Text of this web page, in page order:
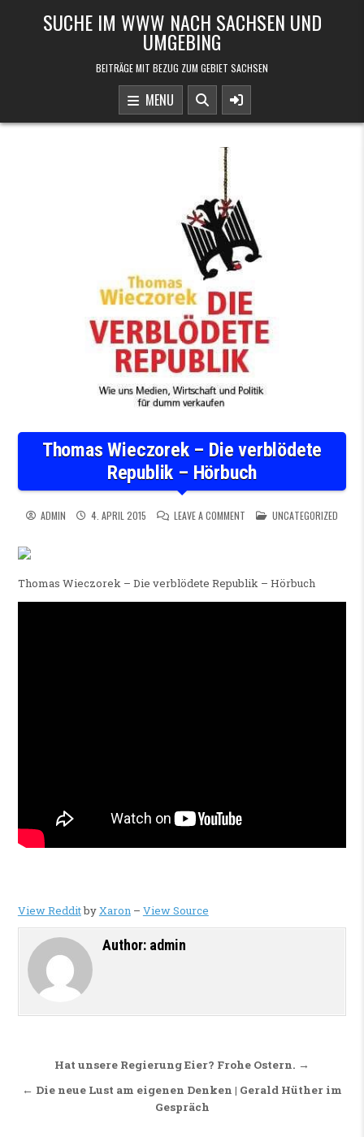
SUCHE IM WWW NACH SACHSEN UND
UMGEBING
BEITRÄGE MIT BEZUG ZUM GEBIET SACHSEN
MENU
Thomas Wieczorek – Die verblödete
Republik – Hörbuch
ADMIN 4. APRIL 2015 LEAVE A COMMENT ON THOMAS WIECZOREK –
POSTED IN
UNCATEGORIZED
Thomas Wieczorek – Die verblödete Republik – Hörbuch
View RedditbyXaron– View Source
Author: admin
Beitragsnavigation
Hat unsere Regierung Eier? Frohe Ostern. →
← Die neue Lust am eigenen Denken | Gerald Hüther im
Gespräch